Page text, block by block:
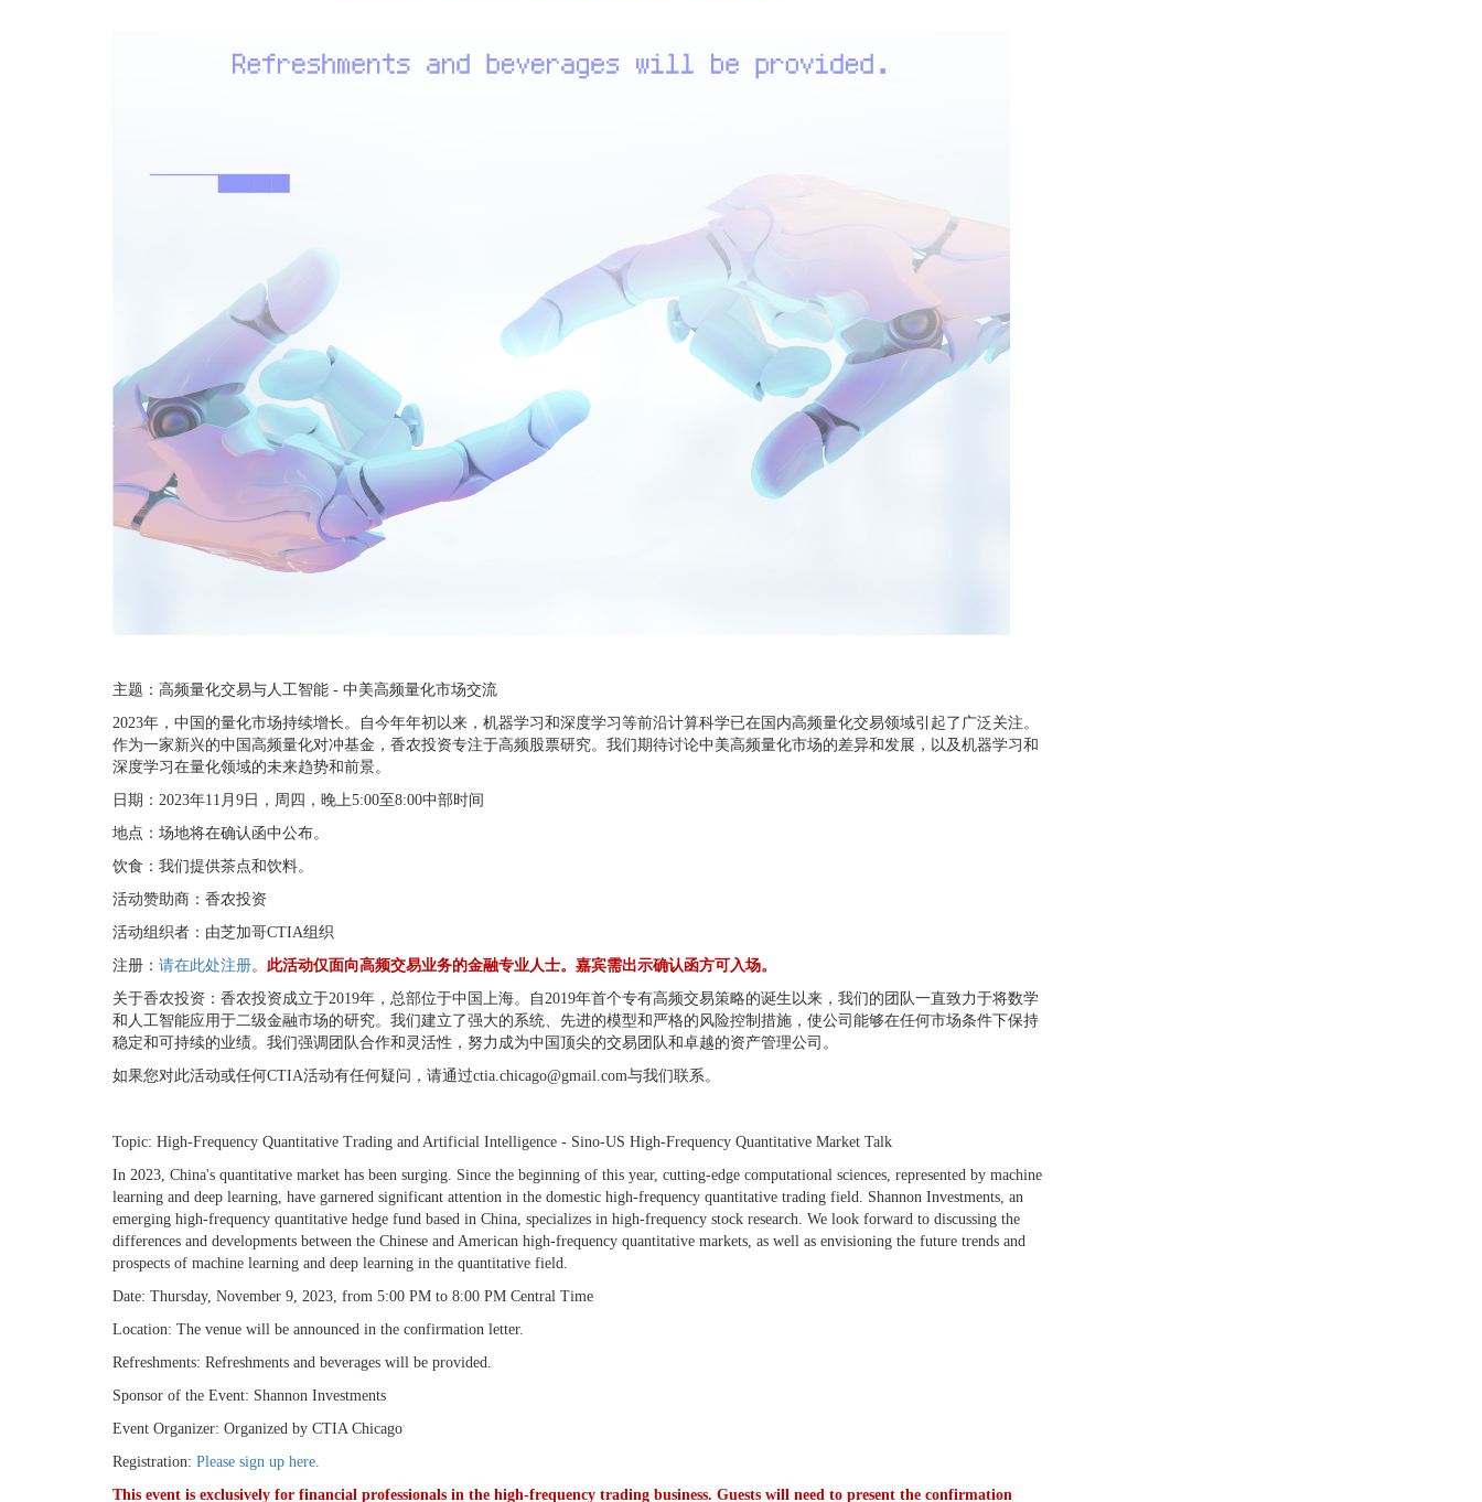
主题：高频量化交易与人工智能 - 中美高频量化市场交流
2023年，中国的量化市场持续增长。自今年年初以来，机器学习和深度学习等前沿计算科学已在国内高频量化交易领域引起了广泛关注。
作为一家新兴的中国高频量化对冲基金，香农投资专注于高频股票研究。我们期待讨论中美高频量化市场的差异和发展，以及机器学习和
深度学习在量化领域的未来趋势和前景。
日期：2023年11月9日，周四，晚上5:00至8:00中部时间
地点：场地将在确认函中公布。
饮食：我们提供茶点和饮料。
活动赞助商：香农投资
活动组织者：由芝加哥CTIA组织
注册： 请在此处注册。 此活动仅面向高频交易业务的金融专业人士。嘉宾需出示确认函方可入场。
关于香农投资：香农投资成立于2019年，总部位于中国上海。自2019年首个专有高频交易策略的诞生以来，我们的团队一直致力于将数学
和人工智能应用于二级金融市场的研究。我们建立了强大的系统、先进的模型和严格的风险控制措施，使公司能够在任何市场条件下保持
稳定和可持续的业绩。我们强调团队合作和灵活性，努力成为中国顶尖的交易团队和卓越的资产管理公司。
如果您对此活动或任何CTIA活动有任何疑问，请通过ctia.chicago@gmail.com与我们联系。
Topic: High-Frequency Quantitative Trading and Artificial Intelligence - Sino-US High-Frequency Quantitative Market Talk
In 2023, China's quantitative market has been surging. Since the beginning of this year, cutting-edge computational sciences, represented by machine
learning and deep learning, have garnered significant attention in the domestic high-frequency quantitative trading field. Shannon Investments, an
emerging high-frequency quantitative hedge fund based in China, specializes in high-frequency stock research. We look forward to discussing the
differences and developments between the Chinese and American high-frequency quantitative markets, as well as envisioning the future trends and
prospects of machine learning and deep learning in the quantitative field.
Date: Thursday, November 9, 2023, from 5:00 PM to 8:00 PM Central Time
Location: The venue will be announced in the confirmation letter.
Refreshments: Refreshments and beverages will be provided.
Sponsor of the Event: Shannon Investments
Event Organizer: Organized by CTIA Chicago
Registration: Please sign up here.
This event is exclusively for financial professionals in the high-frequency trading business. Guests will need to present the confirmation